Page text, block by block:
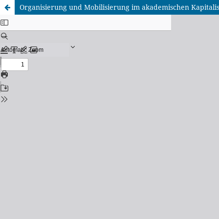
Organisierung und Mobilisierung im akademischen